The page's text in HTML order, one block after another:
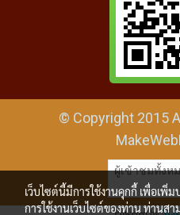
© Copyright 2015
ผู้เข้าชมทั้งห
เว็บไซต์นี้มีการใช้งานคุกกี้ เพื่อเ
การใช้งานเว็บไซต์ของท่าน ท่านส